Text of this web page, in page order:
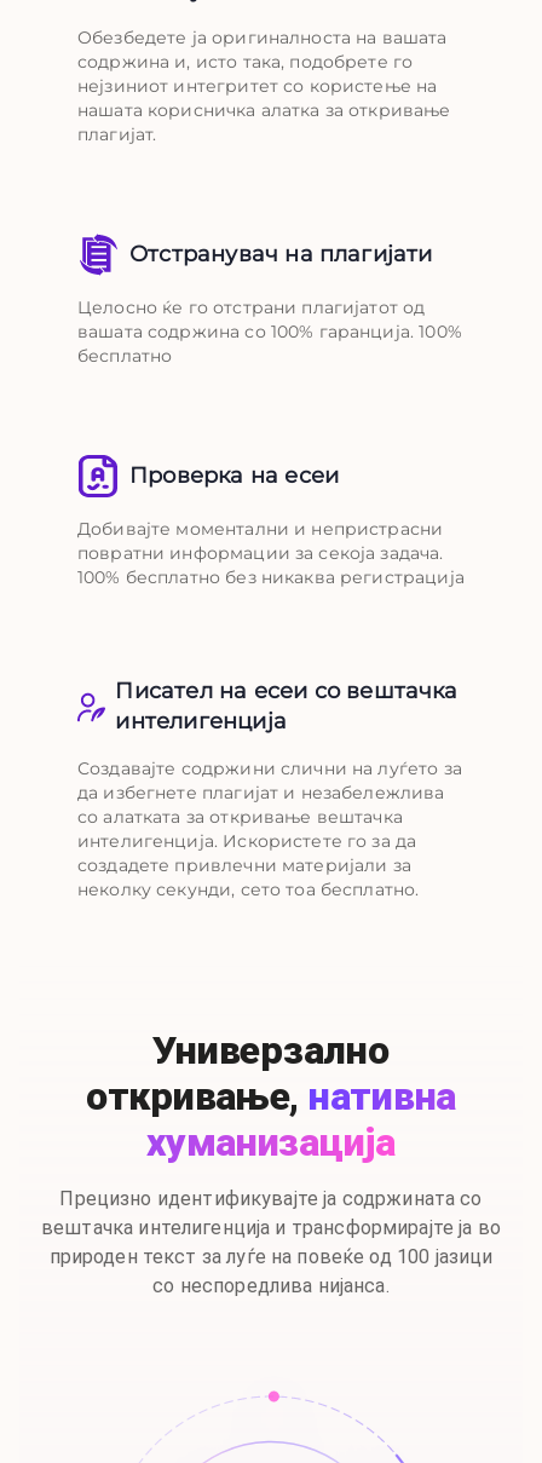
Обезбедете ја оригиналноста на вашата
содржина и, исто така, подобрете го
нејзиниот интегритет со користење на
нашата корисничка алатка за откривање
плагијат.
Отстранувач на плагијати
Целосно ќе го отстрани плагијатот од
вашата содржина со 100% гаранција. 100%
бесплатно
Проверка на есеи
Добивајте моментални и непристрасни
повратни информации за секоја задача.
100% бесплатно без никаква регистрација
Писател на есеи со вештачка
интелигенција
Создавајте содржини слични на луѓето за
да избегнете плагијат и незабележлива
со алатката за откривање вештачка
интелигенција. Искористете го за да
создадете привлечни материјали за
неколку секунди, сето тоа бесплатно.
Универзално
откривање, нативна
хуманизација
Прецизно идентификувајте ја содржината со
вештачка интелигенција и трансформирајте ја во
природен текст за луѓе на повеќе од 100 јазици
со неспоредлива нијанса.